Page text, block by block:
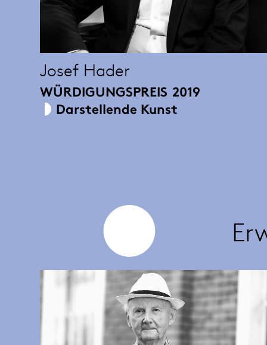
Josef Hader
WÜRDIGUNGSPREIS 2019
Darstellende Kunst